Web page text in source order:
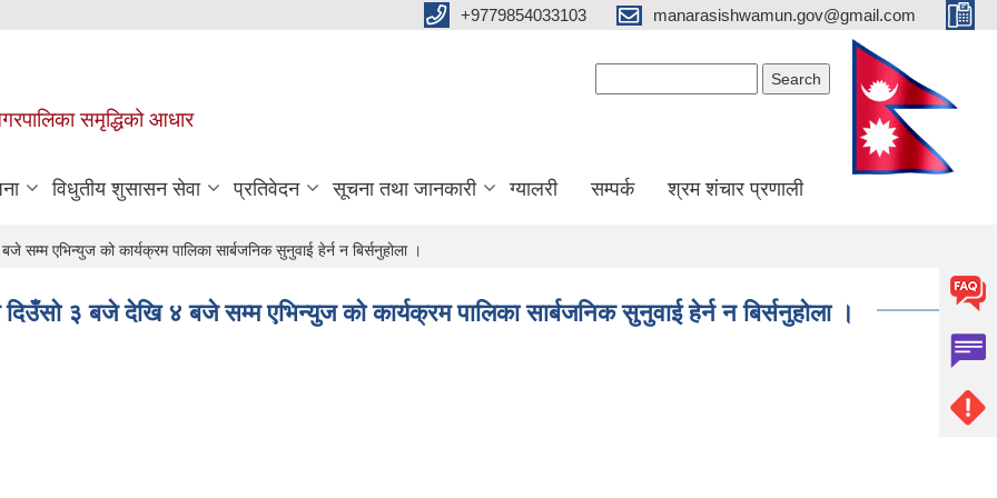
+9779854033103 manarasishwamun.gov@gmail.com
समृद्धिको आधार
विधुतीय शुसासन सेवा प्रतिवेदन सूचना तथा जानकारी ग्यालरी सम्पर्क श्रम शंचार प्रणाली
एभिन्युज को कार्यक्रम पालिका सार्बजनिक सुनुवाई हेर्न न बिर्सनुहोला ।
३ बजे देखि ४ बजे सम्म एभिन्युज को कार्यक्रम पालिका सार्बजनिक सुनुवाई हेर्न न बिर्सनुहोला ।